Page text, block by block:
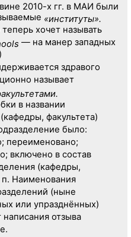
2010-х гг. в МАИ были
«институты».
хочет называть
— на манер западных
здравого
называет
в названии
факультета)
было:
переименовано;
включено в состав
(кафедры,
п. Наименования
(ныне
или упразднённых)
отзыва